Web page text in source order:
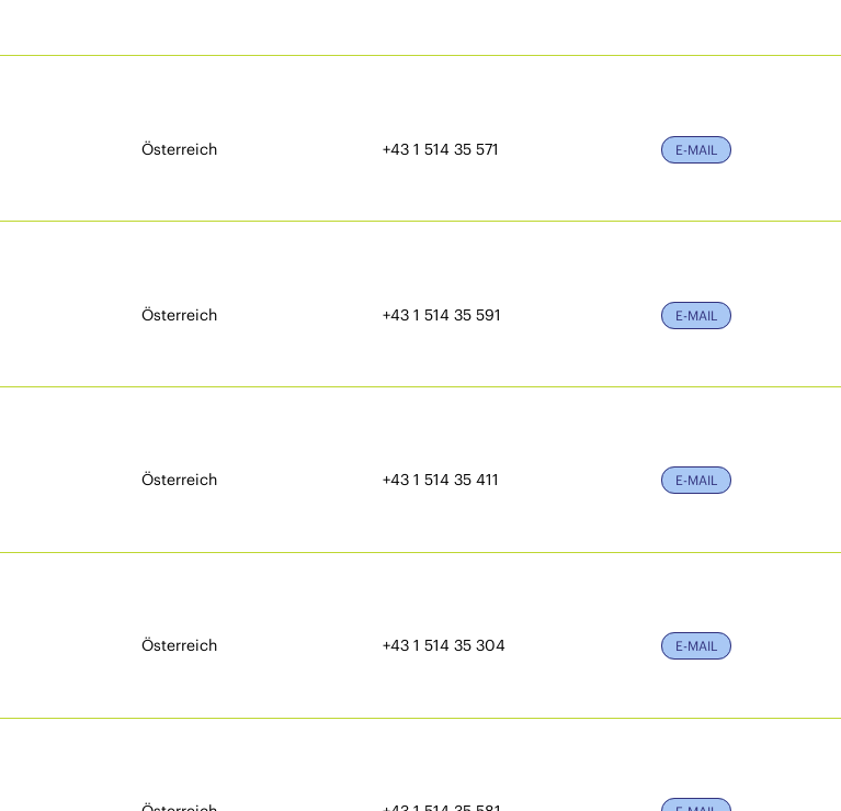
Österreich +43 1 514 35 571 E-MAIL
Österreich +43 1 514 35 591 E-MAIL
Österreich +43 1 514 35 411 E-MAIL
Österreich +43 1 514 35 304 E-MAIL